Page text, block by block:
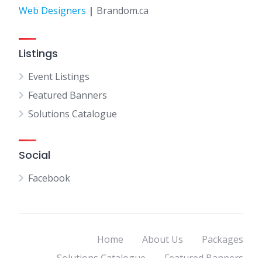
Web Designers | Brandom.ca
Listings
Event Listings
Featured Banners
Solutions Catalogue
Social
Facebook
Home About Us
Packages